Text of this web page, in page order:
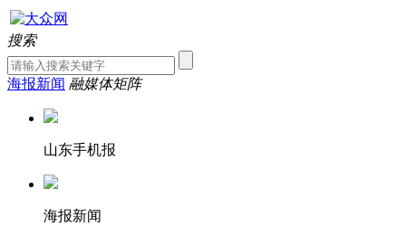
搜索
海报新闻 融媒体矩阵
山东手机报
海报新闻